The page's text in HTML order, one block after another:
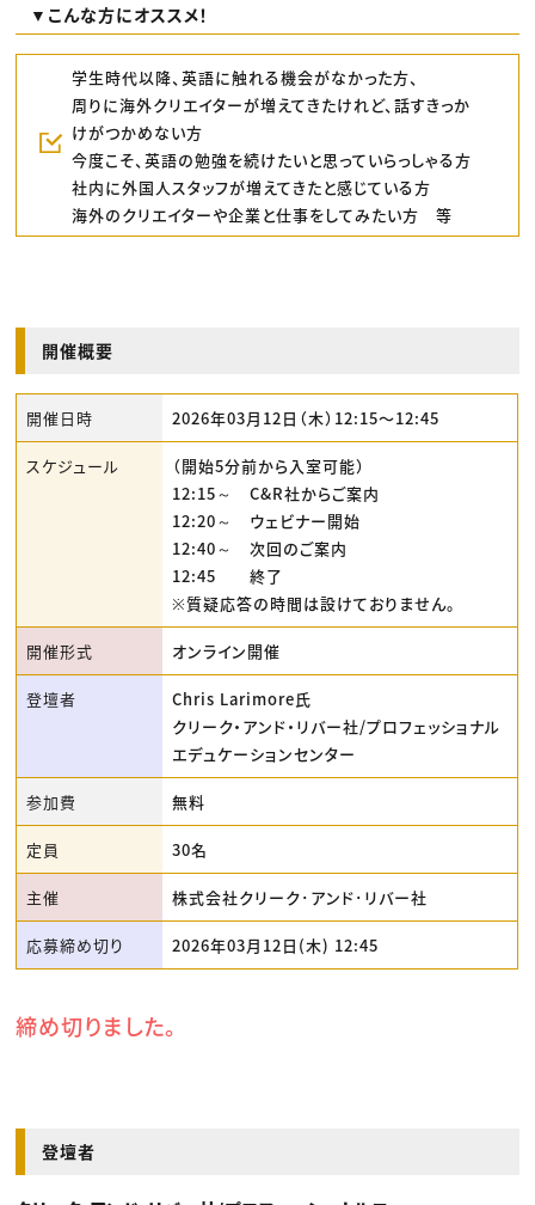
▼こんな方にオススメ！
学生時代以降、英語に触れる機会がなかった方、
周りに海外クリエイターが増えてきたけれど、話すきっか
けがつかめない方
今度こそ、英語の勉強を続けたいと思っていらっしゃる方
社内に外国人スタッフが増えてきたと感じている方
海外のクリエイターや企業と仕事をしてみたい方 等
開催概要
開催日時 2026年03月12日（木）12:15〜12:45
スケジュール
（開始5分前から入室可能）
12:15～ C&R社からご案内
12:20～ ウェビナー開始
12:40～ 次回のご案内
12:45 終了
※質疑応答の時間は設けておりません。
開催形式 オンライン開催
登壇者
Chris Larimore氏
クリーク・アンド・リバー社/プロフェッショナル
エデュケーションセンター
参加費 無料
定員 30名
主催 株式会社クリーク･アンド･リバー社
応募締め切り 2026年03月12日(木) 12:45
締め切りました。
登壇者